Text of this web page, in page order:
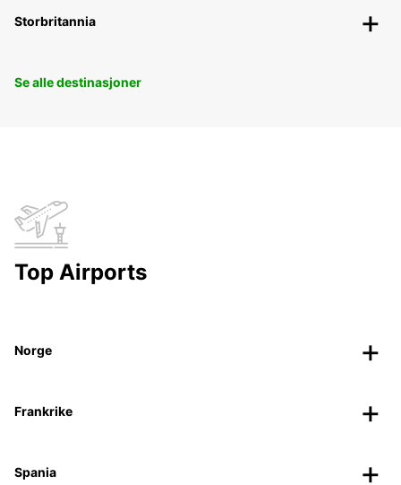
Storbritannia
Se alle destinasjoner
Top Airports
Norge
Frankrike
Spania